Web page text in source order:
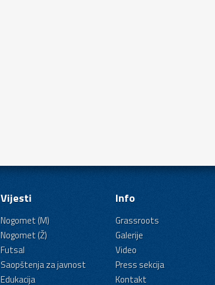
Vijesti
Nogomet (M)
Nogomet (Ž)
Futsal
Saopštenja za javnost
Edukacija
Info
Grassroots
Galerije
Video
Press sekcija
Kontakt